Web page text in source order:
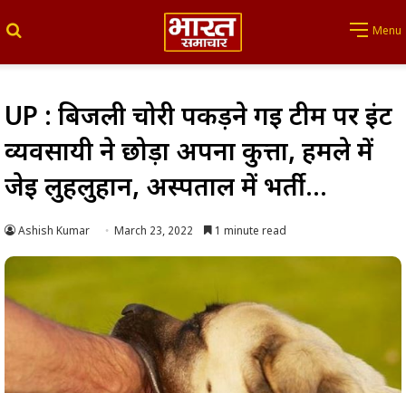
Menu
UP : बिजली चोरी पकड़ने गई टीम पर ईंट
व्यवसायी ने छोड़ा अपना कुत्ता, हमले में
जेई लुहलुहान, अस्पताल में भर्ती…
Ashish Kumar March 23, 2022 1 minute read